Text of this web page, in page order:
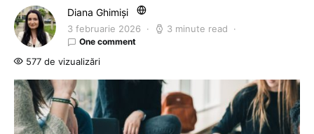
Diana Ghimiși
3 februarie 2026 3 minute read
One comment
577 de vizualizări